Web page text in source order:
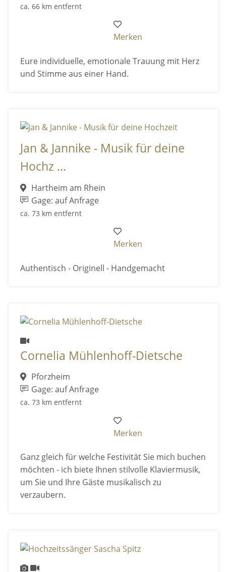
ca. 66 km entfernt
Merken
Eure individuelle, emotionale Trauung mit Herz
und Stimme aus einer Hand.
Jan & Jannike - Musik für deine
Hochz ...
Hartheim am Rhein
Gage: auf Anfrage
ca. 73 km entfernt
Merken
Authentisch - Originell - Handgemacht
Cornelia Mühlenhoff-Dietsche
Pforzheim
Gage: auf Anfrage
ca. 73 km entfernt
Merken
Ganz gleich für welche Festivität Sie mich buchen
möchten - ich biete Ihnen stilvolle Klaviermusik,
um Sie und Ihre Gäste musikalisch zu
verzaubern.